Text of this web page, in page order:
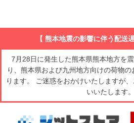
【 熊本地震の影響に伴う配送
7月28日に発生した熊本県熊本地方を
り、熊本県および九州地方向けの荷物
ります。 ご迷惑をおかけいたしますが
いいたします。